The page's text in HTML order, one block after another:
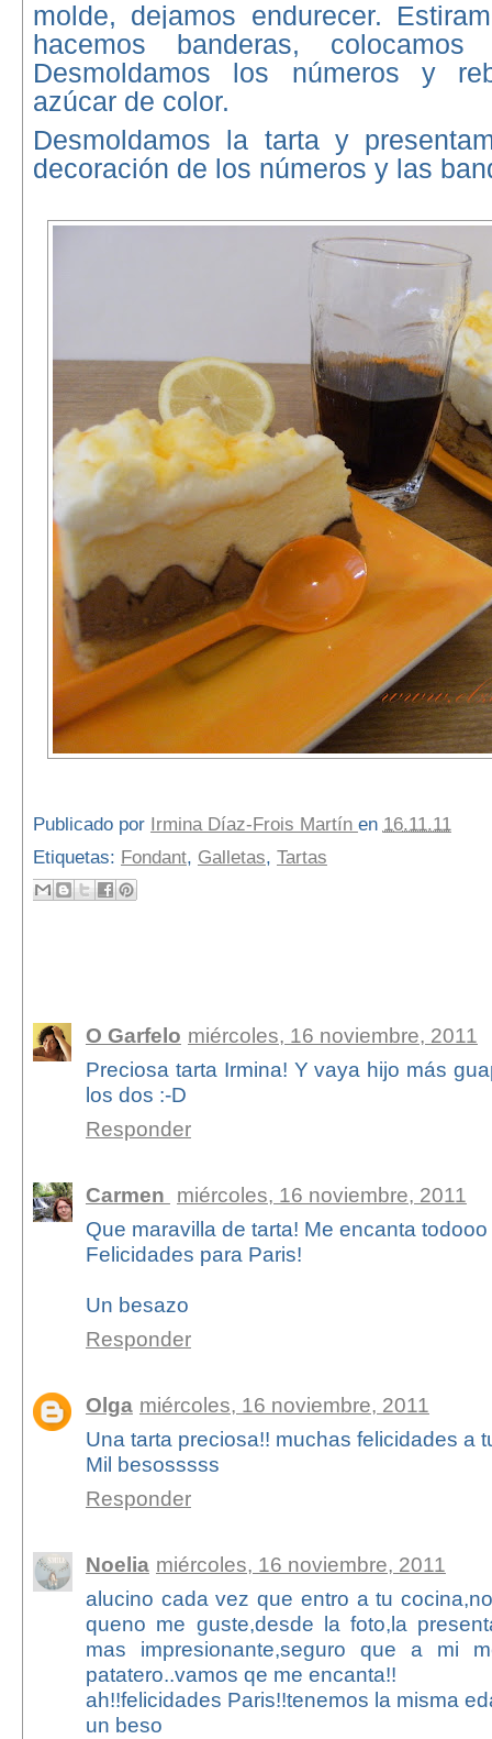
molde, dejamos endurecer.
hacemos banderas,
Desmoldamos los números y
azúcar de color.
Desmoldamos la tarta y
decoración de los números y las
Publicado por Irmina Díaz-Frois Martín en 16.11.11
Etiquetas: Fondant, Galletas, Tartas
O Garfelo miércoles, 16 noviembre, 2011
Preciosa tarta Irmina! Y vaya hijo más
los dos :-D
Responder
Carmen miércoles, 16 noviembre, 2011
Que maravilla de tarta! Me encanta
Felicidades para Paris!
Un besazo
Responder
Olga miércoles, 16 noviembre, 2011
Una tarta preciosa!! muchas felicidades a
Mil besosssss
Responder
Noelia miércoles, 16 noviembre, 2011
alucino cada vez que entro a tu
queno me guste,desde la foto,la
mas impresionante,seguro que a mi
patatero..vamos qe me encanta!!
ah!!felicidades Paris!!tenemos la misma
un beso